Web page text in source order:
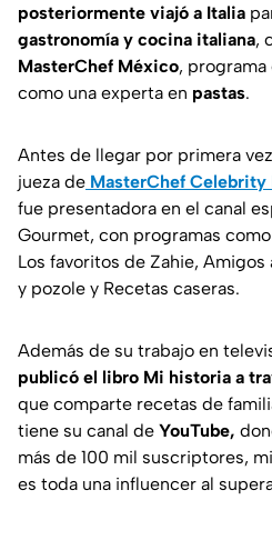
posteriormente viajó a Italia
gastronomía y cocina italiana,
MasterChef México,
como una experta en pastas.
Antes de llegar por primera
jueza de MasterChef
fue presentadora en el canal
Gourmet, con programas
Los favoritos de Zahie, Amigos
y pozole y Recetas caseras.
Además de su trabajo en
publicó el libro Mi historia a
que comparte recetas de
tiene su canal de YouTube,
más de 100 mil suscriptores,
es toda una influencer al